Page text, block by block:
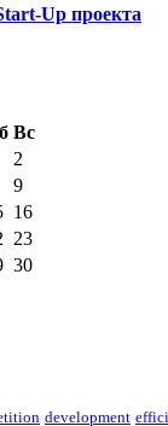
Up проекта
Вс
2
9
16
23
30
development